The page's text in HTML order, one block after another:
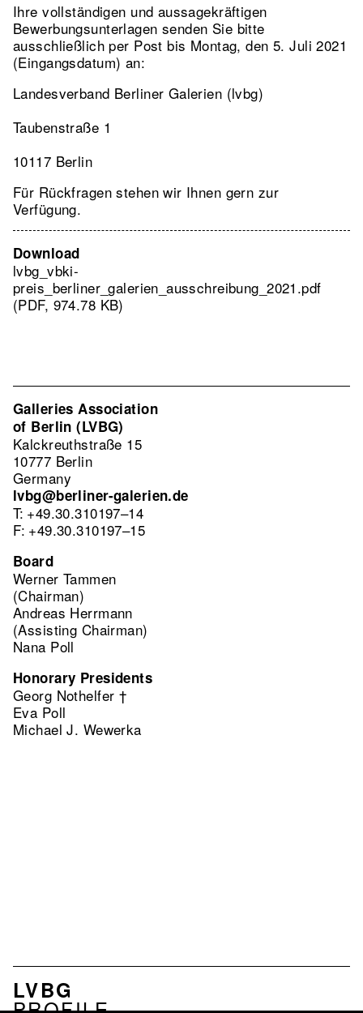
Ihre vollständigen und aussagekräftigen
Bewerbungsunterlagen senden Sie bitte
ausschließlich per Post bis Montag, den 5. Juli 2021
(Eingangsdatum) an:
Landesverband Berliner Galerien (lvbg)
Taubenstraße 1
10117 Berlin
Für Rückfragen stehen wir Ihnen gern zur
Verfügung.
Download
lvbg_vbki-
preis_berliner_galerien_ausschreibung_2021.pdf
(PDF, 974.78 KB)
Galleries Association
of Berlin (LVBG)
Kalckreuthstraße 15
10777 Berlin
Germany
lvbg@berliner-galerien.de
T: +49.30.310197–14
F: +49.30.310197–15
Board
Werner Tammen
(Chairman)
Andreas Herrmann
(Assisting Chairman)
Nana Poll
Honorary Presidents
Georg Nothelfer †
Eva Poll
Michael J. Wewerka
MENU
LVBG